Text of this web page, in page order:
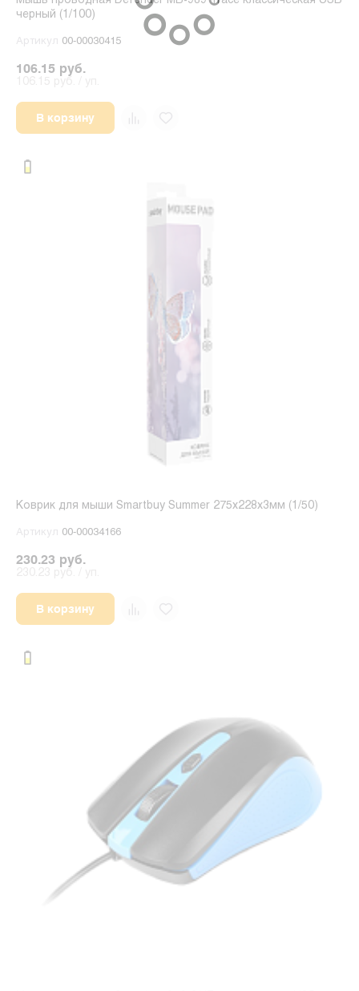
черный (1/100)
Артикул 00-00030415
106.15 руб.
В корзину
Коврик для мыши Smartbuy Summer 275x228x3мм (1/50)
Артикул 00-00034166
230.23 руб.
В корзину